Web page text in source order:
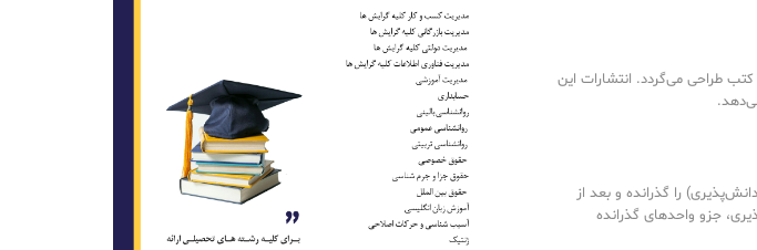
طراحی می‌گردد. انتشارات این
را گذرانده و بعد از
جزو واحدهای گذرانده